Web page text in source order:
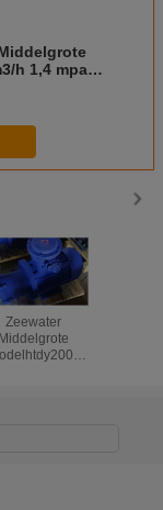
h 1,4 mpa
Zeewater
Middelgrote